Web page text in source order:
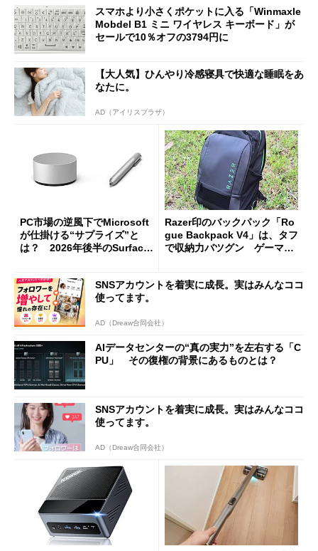
スマホより小さくポケットに入る「Winmaxle
Mobdel B1 ミニ ワイヤレス キーボード」が
セールで10％オフの3794円に
【大人気】ひんやり冷感寝具で快適な睡眠をあ
なたに。
AD（アイリスプラザ）
PC市場の逆風下でMicrosoft
が仕掛ける“サプライズ”と
は？ 2026年後半のSurface
Razer印のバックパック「Ro
gue Backpack V4」は、タフ
で収納力バツグン ゲーマー
SNSアカウントを着実に成長。実はみんなココ
使ってます。
AD（Dreaw合同会社）
AIデータセンターの“真の実力”を左右する「C
PU」 その復権の背景にあるものとは？
SNSアカウントを着実に成長。実はみんなココ
使ってます。
AD（Dreaw合同会社）